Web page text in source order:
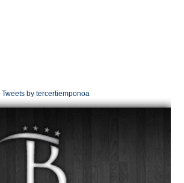
Tweets by tercertiemponoa